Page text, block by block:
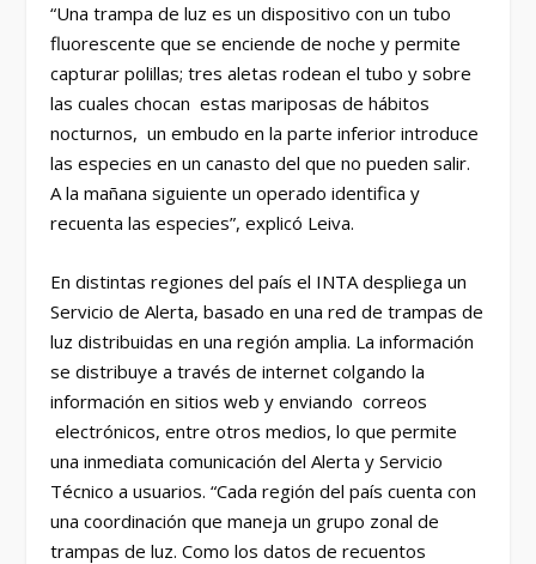
“Una trampa de luz es un dispositivo con un tubo
fluorescente que se enciende de noche y permite
capturar polillas; tres aletas rodean el tubo y sobre
las cuales chocan estas mariposas de hábitos
nocturnos, un embudo en la parte inferior introduce
las especies en un canasto del que no pueden salir.
A la mañana siguiente un operado identifica y
recuenta las especies”, explicó Leiva.
En distintas regiones del país el INTA despliega un
Servicio de Alerta, basado en una red de trampas de
luz distribuidas en una región amplia. La información
se distribuye a través de internet colgando la
información en sitios web y enviando correos
electrónicos, entre otros medios, lo que permite
una inmediata comunicación del Alerta y Servicio
Técnico a usuarios. “Cada región del país cuenta con
una coordinación que maneja un grupo zonal de
trampas de luz. Como los datos de recuentos